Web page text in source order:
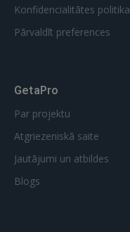
Konfidencialitātes politika
Pārvaldīt preferences
GetaPro
Par projektu
Atgriezeniskā saite
Jautājumi un atbildes
Blogs